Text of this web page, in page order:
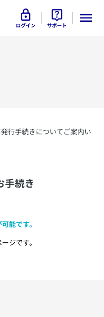
ログイン サポート
行手続きについてご案内い
手続き
能です。
ジです。